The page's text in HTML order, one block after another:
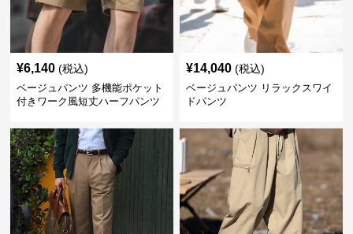
¥6,140 (税込)
ベージュパンツ 多機能ポケット
付きワーク風短丈ハーフパンツ
¥14,040 (税込)
ベージュパンツ リラックスワイ
ドパンツ